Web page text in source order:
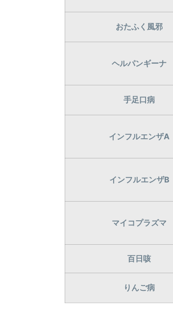
おたふく風邪
ヘルパンギーナ
手足口病
インフルエンザA
インフルエンザB
マイコプラズマ
百日咳
りんご病